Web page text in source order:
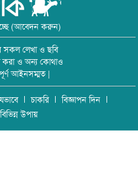
(আবেদন করুন)
সকল লেখা ও ছবি
ও অন্য কোথাও
আইনসম্মত |
চাকরি
বিজ্ঞাপন দিন
উপায়